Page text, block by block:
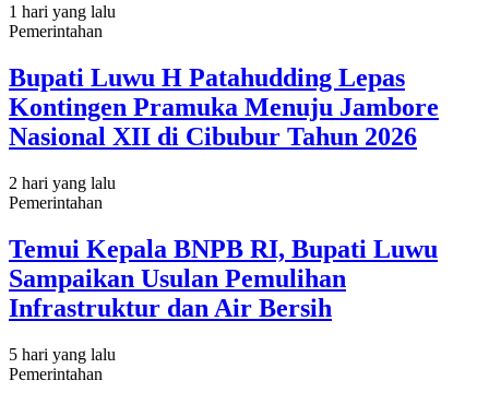
1 hari yang lalu
Pemerintahan
Bupati Luwu H Patahudding Lepas
Kontingen Pramuka Menuju Jambore
Nasional XII di Cibubur Tahun 2026
2 hari yang lalu
Pemerintahan
Temui Kepala BNPB RI, Bupati Luwu
Sampaikan Usulan Pemulihan
Infrastruktur dan Air Bersih
5 hari yang lalu
Pemerintahan